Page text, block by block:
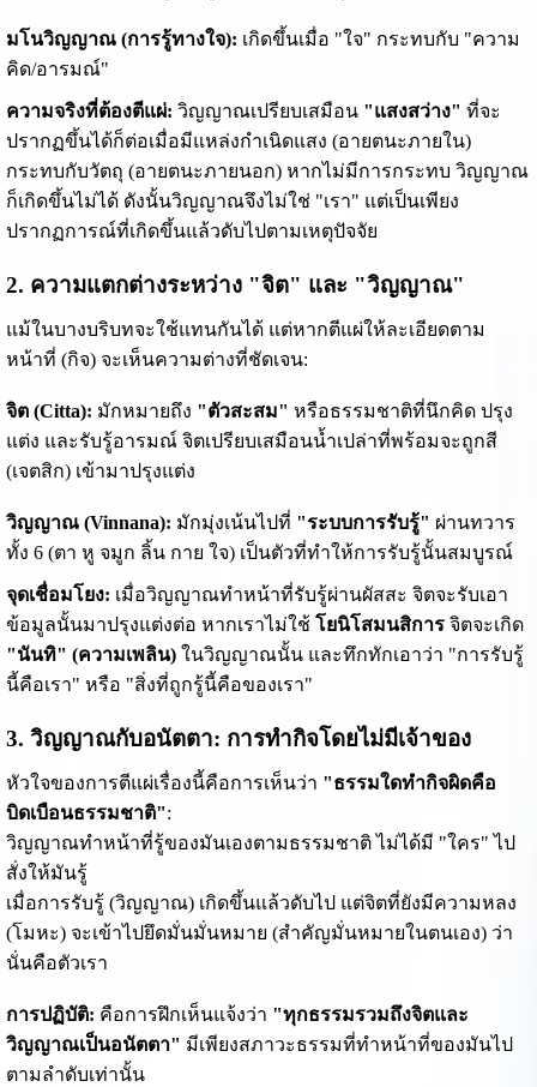
มโนวิญญาณ (การรู้ทางใจ): เกิดขึ้นเมื่อ "ใจ" กระทบกับ "ความ
คิด/อารมณ์"
ความจริงที่ต้องตีแผ่: วิญญาณเปรียบเสมือน "แสงสว่าง" ที่จะ
ปรากฏขึ้นได้ก็ต่อเมื่อมีแหล่งกำเนิดแสง (อายตนะภายใน)
กระทบกับวัตถุ (อายตนะภายนอก) หากไม่มีการกระทบ วิญญาณ
ก็เกิดขึ้นไม่ได้ ดังนั้นวิญญาณจึงไม่ใช่ "เรา" แต่เป็นเพียง
ปรากฏการณ์ที่เกิดขึ้นแล้วดับไปตามเหตุปัจจัย
2. ความแตกต่างระหว่าง "จิต" และ "วิญญาณ"
แม้ในบางบริบทจะใช้แทนกันได้ แต่หากตีแผ่ให้ละเอียดตาม
หน้าที่ (กิจ) จะเห็นความต่างที่ชัดเจน:
จิต (Citta): มักหมายถึง "ตัวสะสม" หรือธรรมชาติที่นึกคิด ปรุง
แต่ง และรับรู้อารมณ์ จิตเปรียบเสมือนน้ำเปล่าที่พร้อมจะถูกสี
(เจตสิก) เข้ามาปรุงแต่ง
วิญญาณ (Vinnana): มักมุ่งเน้นไปที่ "ระบบการรับรู้" ผ่านทวาร
ทั้ง 6 (ตา หู จมูก ลิ้น กาย ใจ) เป็นตัวที่ทำให้การรับรู้นั้นสมบูรณ์
จุดเชื่อมโยง: เมื่อวิญญาณทำหน้าที่รับรู้ผ่านผัสสะ จิตจะรับเอา
ข้อมูลนั้นมาปรุงแต่งต่อ หากเราไม่ใช้ โยนิโสมนสิการจิตจะเกิด
"นันทิ" (ความเพลิน)ในวิญญาณนั้น และทึกทักเอาว่า "การรับรู้
นี้คือเรา" หรือ "สิ่งที่ถูกรู้นี้คือของเรา"
3. วิญญาณกับอนัตตา: การทำกิจโดยไม่มีเจ้าของ
หัวใจของการตีแผ่เรื่องนี้คือการเห็นว่า "ธรรมใดทำกิจผิดคือ
บิดเบือนธรรมชาติ":
วิญญาณทำหน้าที่รู้ของมันเองตามธรรมชาติ ไม่ได้มี "ใคร" ไป
สั่งให้มันรู้
เมื่อการรับรู้ (วิญญาณ) เกิดขึ้นแล้วดับไป แต่จิตที่ยังมีความหลง
(โมหะ) จะเข้าไปยึดมั่นมั่นหมาย (สำคัญมั่นหมายในตนเอง) ว่า
นั่นคือตัวเรา
การปฏิบัติ: คือการฝึกเห็นแจ้งว่า "ทุกธรรมรวมถึงจิตและ
วิญญาณเป็นอนัตตา" มีเพียงสภาวะธรรมที่ทำหน้าที่ของมันไป
ตามลำดับเท่านั้น